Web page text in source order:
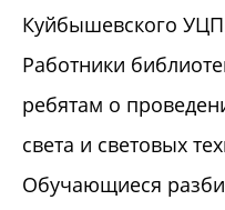
Куйбышевского
Работники
ребятам о
света и световых
Обучающиеся